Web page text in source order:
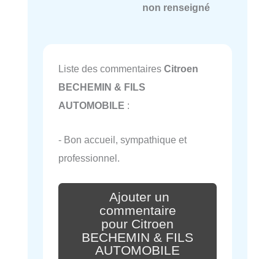
non renseigné
Liste des commentaires Citroen
BECHEMIN & FILS
AUTOMOBILE :
- Bon accueil, sympathique et
professionnel.
Ajouter un
commentaire
pour Citroen
BECHEMIN & FILS
AUTOMOBILE